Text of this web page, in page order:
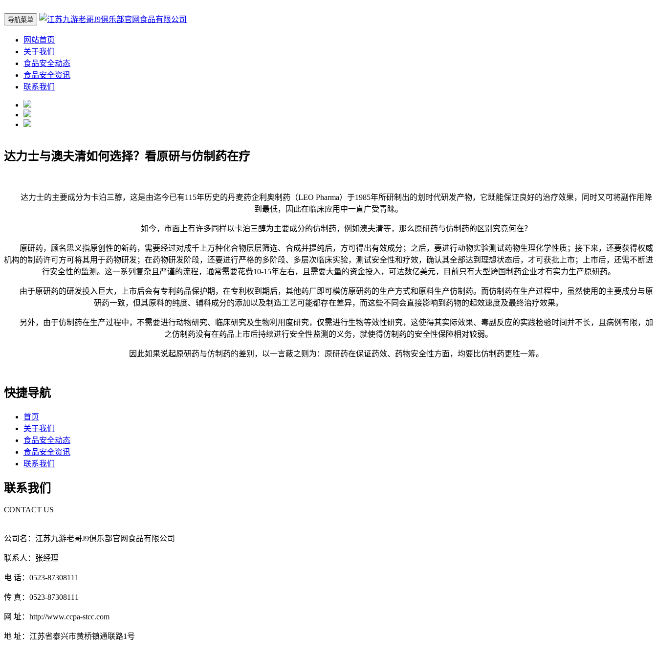
导航菜单
网站首页
关于我们
食品安全动态
食品安全资讯
联系我们
达力士与澳夫清如何选择？看原研与仿制药在疗
达力士的主要成分为卡泊三醇，这是由迄今已有115年历史的丹麦药企利奥制药（LEO Pharma）于1985年所研制出的划时代研发产物，它既能保证良好的治疗效果，同时又可将副作用降
到最低，因此在临床应用中一直广受青睐。
如今，市面上有许多同样以卡泊三醇为主要成分的仿制药，例如澳夫清等，那么原研药与仿制药的区别究竟何在？
原研药，顾名思义指原创性的新药，需要经过对成千上万种化合物层层筛选、合成并提纯后，方可得出有效成分；之后，要进行动物实验测试药物生理化学性质；接下来，还要获得权威
机构的制药许可方可将其用于药物研发；在药物研发阶段，还要进行严格的多阶段、多层次临床实验，测试安全性和疗效，确认其全部达到理想状态后，才可获批上市；上市后，还需不断进
行安全性的监测。这一系列复杂且严谨的流程，通常需要花费10-15年左右，且需要大量的资金投入，可达数亿美元，目前只有大型跨国制药企业才有实力生产原研药。
由于原研药的研发投入巨大，上市后会有专利药品保护期，在专利权到期后，其他药厂即可模仿原研药的生产方式和原料生产仿制药。而仿制药在生产过程中，虽然使用的主要成分与原
研药一致，但其原料的纯度、辅料成分的添加以及制造工艺可能都存在差异，而这些不同会直接影响到药物的起效速度及最终治疗效果。
另外，由于仿制药在生产过程中，不需要进行动物研究、临床研究及生物利用度研究，仅需进行生物等效性研究，这使得其实际效果、毒副反应的实践检验时间并不长，且病例有限，加
之仿制药没有在药品上市后持续进行安全性监测的义务，就使得仿制药的安全性保障相对较弱。
因此如果说起原研药与仿制药的差别，以一言蔽之则为：原研药在保证药效、药物安全性方面，均要比仿制药更胜一筹。
快捷导航
首页
关于我们
食品安全动态
食品安全资讯
联系我们
联系我们
CONTACT US
公司名：江苏九游老哥J9俱乐部官网食品有限公司
联系人：张经理
电 话：0523-87308111
传 真：0523-87308111
网 址：http://www.ccpa-stcc.com
地 址：江苏省泰兴市黄桥镇通联路1号